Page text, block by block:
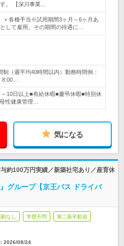
。 【深川事業…
＋各種手当※試用期間3ヶ月～6ヶ月あ
して雇用。その期間の待遇に…
制（週平均40時間以内）勤務時間例：
8:00…
10日以上■有給休暇■慶弔休暇■特別休
性健康管理…
気になる
約100万円実績／新築社宅あり／産育休
グループ【京王バス ドライバ
勤なし 学歴不問 第二新卒歓迎
2026/08/24